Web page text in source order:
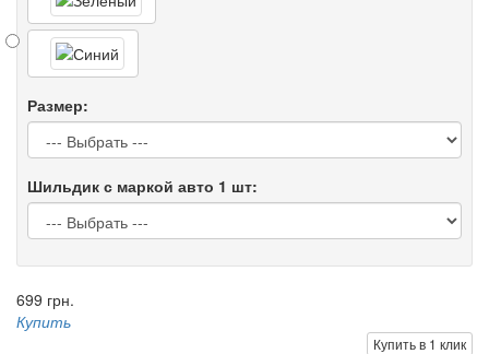
Размер:
Шильдик с маркой авто 1 шт:
699 грн.
Купить
Купить в 1 клик